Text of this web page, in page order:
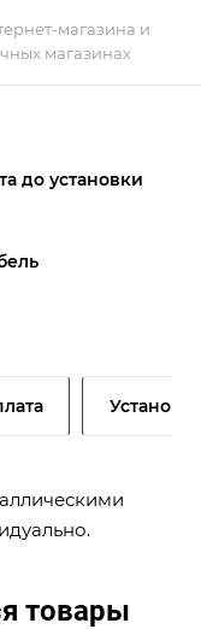
до установки
магазина и
магазинах
Установка
товары